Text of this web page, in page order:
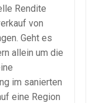
Rendite
von
Geht es
allein um die
im sanierten
eine Region